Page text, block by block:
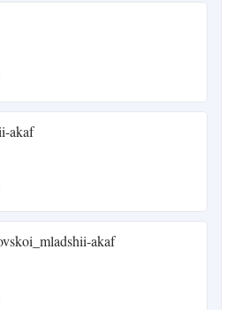
akaf
akaf